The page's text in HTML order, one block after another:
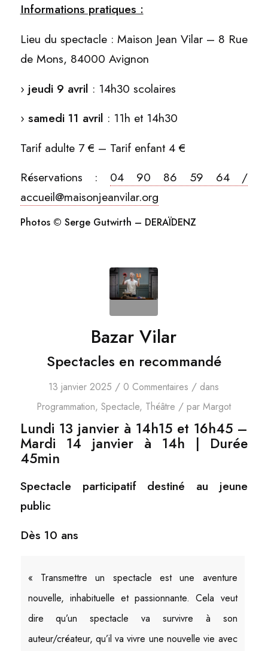
Informations pratiques :
Lieu du spectacle : Maison Jean Vilar – 8 Rue
de Mons, 84000 Avignon
› jeudi 9 avril : 14h30 scolaires
› samedi 11 avril : 11h et 14h30
Tarif adulte 7 € – Tarif enfant 4 €
Réservations : 04 90 86 59 64 /
accueil@maisonjeanvilar.org
Photos © Serge Gutwirth – DERAÏDENZ
Bazar Vilar
Spectacles en recommandé
13 janvier 2025 / 0 Commentaires / dans
Programmation, Spectacle, Théâtre / par Margot
Lundi 13 janvier à 14h15 et 16h45 –
Mardi 14 janvier à 14h | Durée
45min
Spectacle participatif destiné au jeune
public
Dès 10 ans
« Transmettre un spectacle est une aventure
nouvelle, inhabituelle et passionnante. Cela veut
dire qu’un spectacle va survivre à son
auteur/créateur, qu’il va vivre une nouvelle vie avec